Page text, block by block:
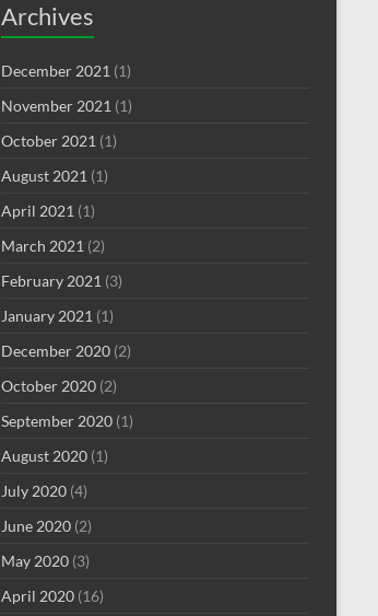
Archives
December 2021 (1)
November 2021 (1)
October 2021 (1)
August 2021 (1)
April 2021 (1)
March 2021 (2)
February 2021 (3)
January 2021 (1)
December 2020 (2)
October 2020 (2)
September 2020 (1)
August 2020 (1)
July 2020 (4)
June 2020 (2)
May 2020 (3)
April 2020 (16)